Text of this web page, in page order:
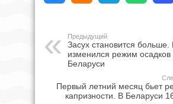
Предыдущий
Засух становится больше.
изменился режим осадков
Беларуси
Первый летний месяц бьет
капризности. В Беларуси